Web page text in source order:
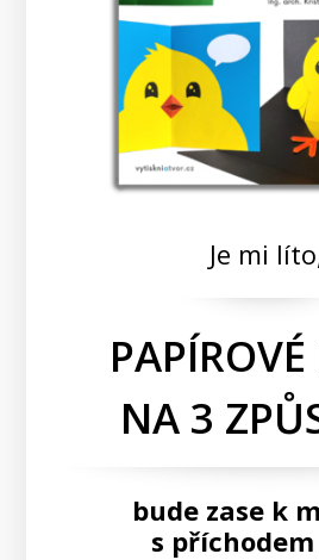
Je mi
PAPÍROVÉ
NA 3
bude zase k
s